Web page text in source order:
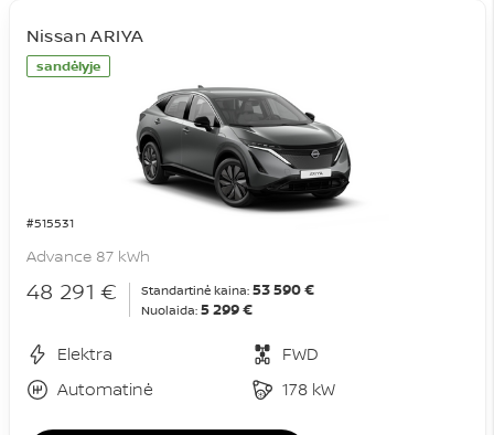
sandėlyje
#515531
Nissan ARIYA
Advance 87 kWh
48 291 € Standartinė kaina: 53 590 €
Nuolaida: 5 299 €
Elektra
FWD
Automatinė
178 kW